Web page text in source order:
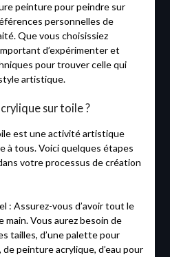
peinture pour peindre sur
personnelles de
Que vous choisissiez
d’expérimenter et
pour trouver celle qui
artistique.
sur toile ?
est une activité artistique
à tous. Voici quelques étapes
votre processus de création
: Assurez-vous d’avoir tout le
main. Vous aurez besoin de
tailles, d’une palette pour
peinture acrylique, d’eau pour